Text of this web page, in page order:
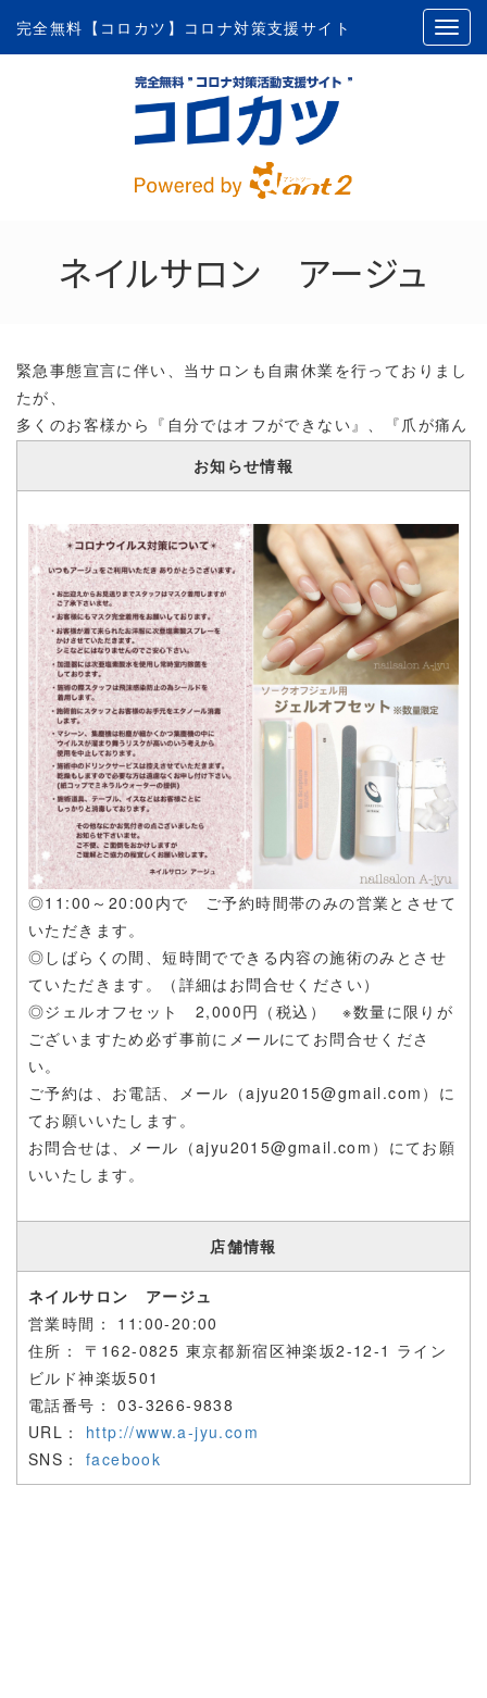
完全無料【コロカツ】コロナ対策支援サイト
ネイルサロン アージュ
緊急事態宣言に伴い、当サロンも自粛休業を行っておりまし
たが、
多くのお客様から『自分ではオフができない』、『爪が痛ん
もらえないか』、『短時間でできるメニューだけやってくれ
コロナ対策を万全に整えた上で、完全予約にて 最小限を営
業体制で再開することにいたしました。
また、お自信でオフができるような『ジェルオフセット』も
ご用意いたしました。
お知らせ情報
◎11:00～20:00内で ご予約時間帯のみの営業とさせて
いただきます。
◎しばらくの間、短時間でできる内容の施術のみとさせ
ていただきます。（詳細はお問合せください）
◎ジェルオフセット 2,000円（税込） ※数量に限りが
ございますため必ず事前にメールにてお問合せくださ
い。
ご予約は、お電話、メール（ajyu2015@gmail.com）に
てお願いいたします。
お問合せは、メール（ajyu2015@gmail.com）にてお願
いいたします。
店舗情報
ネイルサロン アージュ
営業時間： 11:00-20:00
住所： 〒 162-0825 東京都新宿区神楽坂2-12-1 ライン
ビルド神楽坂501
電話番号：03-3266-9838
URL： http://www.a-jyu.com
SNS： facebook